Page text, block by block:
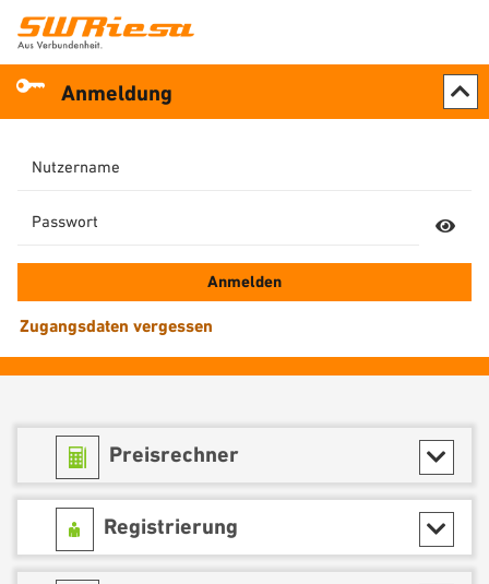
Anmeldung
Nutzername
Passwort
Anmelden
Zugangsdaten vergessen
Preisrechner
Registrierung